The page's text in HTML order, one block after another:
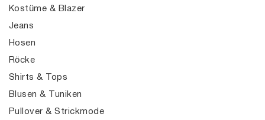
Kostüme & Blazer
Jeans
Hosen
Röcke
Shirts & Tops
Blusen & Tuniken
Pullover & Strickmode